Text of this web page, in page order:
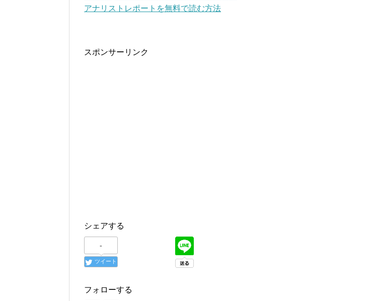
アナリストレポートを無料で読む方法
スポンサーリンク
シェアする
-
ツイート
フォローする